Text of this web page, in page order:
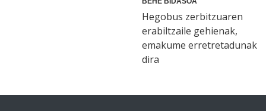
Hegobus zerbitzuaren
erabiltzaile gehienak,
emakume erretretadunak
dira